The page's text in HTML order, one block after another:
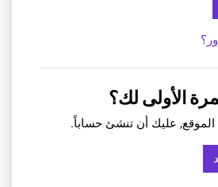
الأولى لك؟
الموقع, عليك أن تنشئ حساباً.